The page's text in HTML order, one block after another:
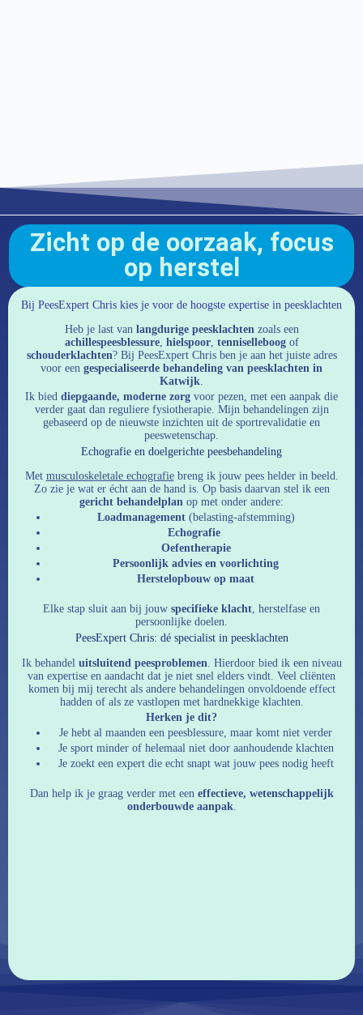
Zicht op de oorzaak, focus
op herstel
Bij PeesExpert Chris kies je voor de hoogste expertise in peesklachten
Heb je last van langdurige peesklachtenzoals een
achillespeesblessure, hielspoor, tenniselleboog of
schouderklachten? Bij PeesExpert Chris ben je aan het juiste adres
voor een gespecialiseerde behandeling van peesklachten in
Katwijk.
Ik bied diepgaande, moderne zorg voor pezen, met een aanpak die
verder gaat dan reguliere fysiotherapie. Mijn behandelingen zijn
gebaseerd op de nieuwste inzichten uit de sportrevalidatie en
peeswetenschap.
Echografie en doelgerichte peesbehandeling
Met musculoskeletale echografiebreng ik jouw pees helder in beeld.
Zo zie je wat er écht aan de hand is. Op basis daarvan stel ik een
gericht behandelplan op met onder andere:
Loadmanagement(belasting-afstemming)
Echografie
Oefentherapie
Persoonlijk advies en voorlichting
Herstelopbouw op maat
Elke stap sluit aan bij jouw specifieke klacht, herstelfase en
persoonlijke doelen.
PeesExpert Chris: dé specialist in peesklachten
Ik behandel uitsluitend peesproblemen . Hierdoor bied ik een niveau
van expertise en aandacht dat je niet snel elders vindt. Veel cliënten
komen bij mij terecht als andere behandelingen onvoldoende effect
hadden of als ze vastlopen met hardnekkige klachten.
Herken je dit?
Je hebt al maanden een peesblessure, maar komt niet verder
Je sport minder of helemaal niet door aanhoudende klachten
Je zoekt een expert die echt snapt wat jouw pees nodig heeft
Dan help ik je graag verder met een effectieve, wetenschappelijk
onderbouwde aanpak